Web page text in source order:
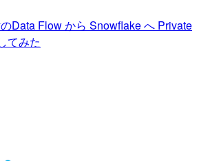
Data Flow から Snowflake へ Private
てみた